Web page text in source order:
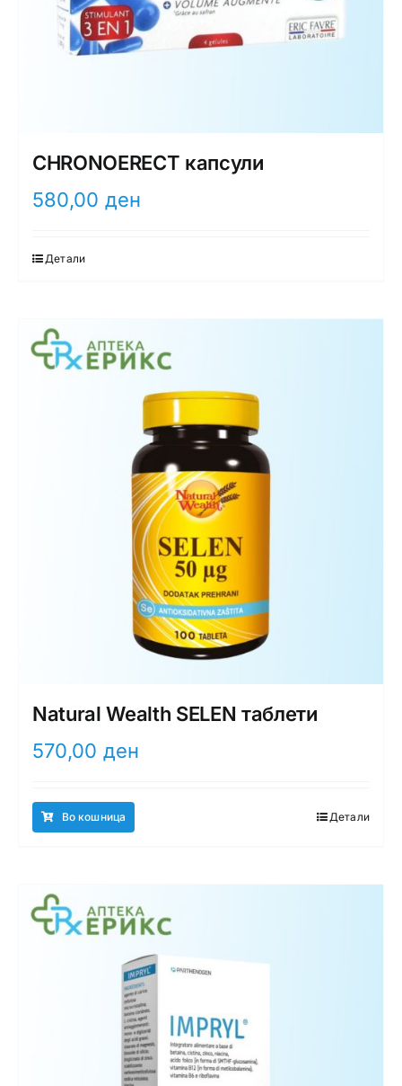
CHRONOERECT капсули
580,00 ден
Детали
Natural Wealth SELEN таблети
570,00 ден
Во кошница Детали